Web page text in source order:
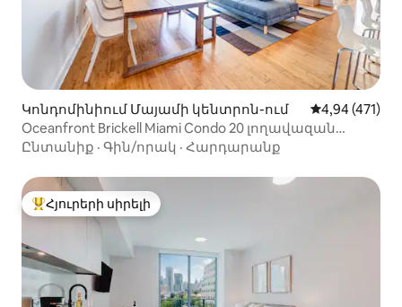
Կոնդոմինիում Մայամի կենտրոն-ում Միջին
4,94 (471)
Oceanfront Brickell Miami Condo 20 լողավազան
Անվճար կայանատեղի
Ընտանիք · Գին/որակ · Հարդարանք
Հյուրերի սիրելի լավագույն տները
Հյուրերի սիրելի